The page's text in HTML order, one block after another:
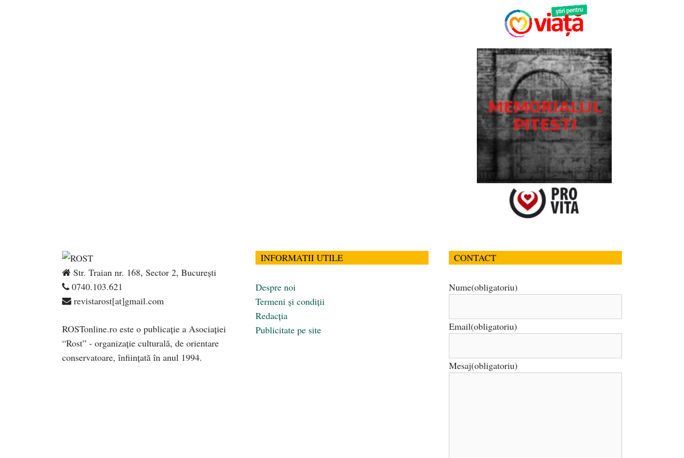
Str. Traian nr. 168, Sector 2, București
0740.103.621
revistarost[at]gmail.com
ROSTonline.ro este o publicaţie a Asociaţiei
“Rost” - organizaţie culturală, de orientare
conservatoare, înfiinţată în anul 1994.
INFORMATII UTILE
Despre noi
Termeni și condiții
Redacția
Publicitate pe site
CONTACT
Nume(obligatoriu)
Email(obligatoriu)
Mesaj(obligatoriu)